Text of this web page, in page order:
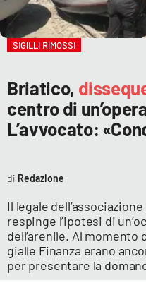
SIGILLI RIMOSSI
Briatico,
centro di
L’avvocato:
Il legale
respinge l’ipotesi di
dell’arenile. Al
gialle Finanza erano
per presentare la
Redazione